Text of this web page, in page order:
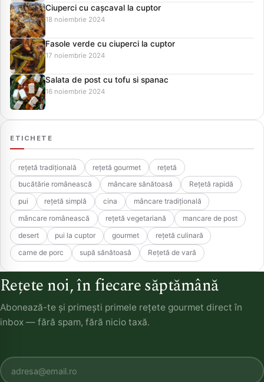
Ciuperci cu cașcaval la cuptor
18 noiembrie 2024
Fasole verde cu ciuperci la cuptor
17 noiembrie 2024
Salata de post cu tofu si spanac
16 noiembrie 2024
ETICHETE
rețetă tradițională rețetă gourmet
rețetă
bucătărie românească
mâncare sănătoasă
Rețetă rapidă
pui
rețetă simplă cina
mâncare tradițională
mâncare românească
rețetă vegetariană
mancare de post
desert
pui la cuptor gourmet
rețetă culinară
carne de porc
supă sănătoasă Rețetă de vară
Rețete noi, în fiecare săptămână
Abonează-te și primești primele rețete gourmet direct în
inbox — fără spam, fără nicio taxă.